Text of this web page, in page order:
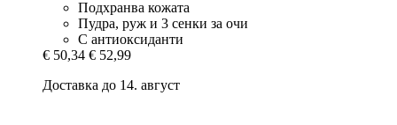
Подхранва кожата
Пудра, руж и 3 сенки за очи
С антиоксиданти
€ 50,34 € 52,99
Доставка до 14. август